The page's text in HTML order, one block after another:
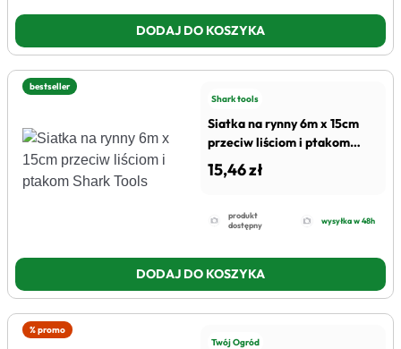
DODAJ DO KOSZYKA
bestseller
Shark tools
Siatka na rynny 6m x 15cm
przeciw liściom i ptakom
Shark Tools
15,46 zł
produkt
dostępny
wysyłka w 48h
DODAJ DO KOSZYKA
% promo
Twój Ogród